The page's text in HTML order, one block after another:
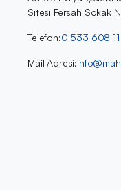
Sitesi Fersah Sokak
Telefon:0 533 608 11
Mail Adresi: